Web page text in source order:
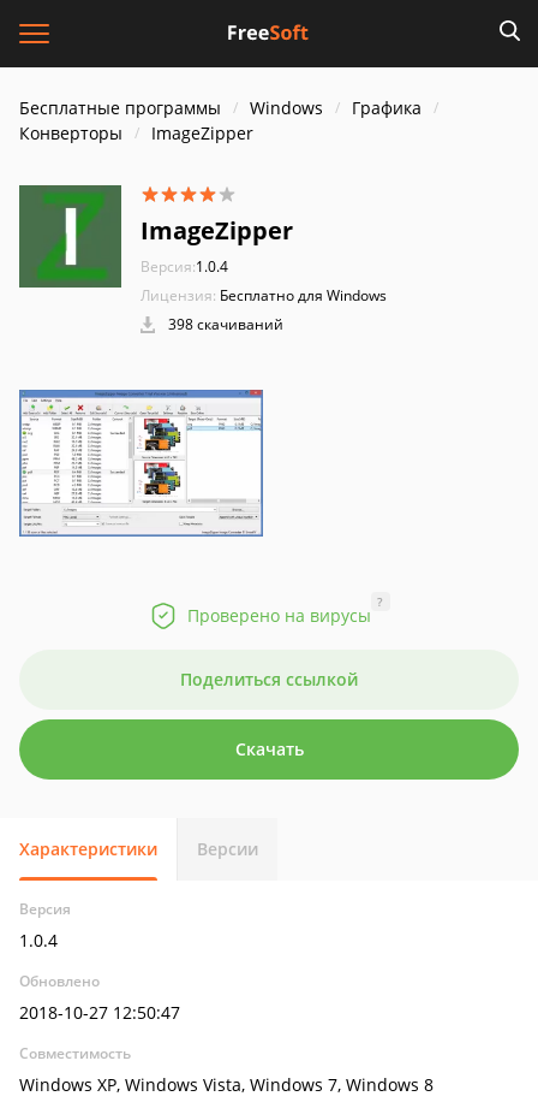
Бесплатные программы Windows
Графика
Конверторы
ImageZipper
ImageZipper
Версия:1.0.4
Лицензия: Бесплатно для Windows
398 скачиваний
Проверено на вирусы
?
Поделиться ссылкой
Скачать
Характеристики Версии
Версия
1.0.4
Обновлено
2018-10-27 12:50:47
Совместимость
Windows XP, Windows Vista, Windows 7, Windows 8